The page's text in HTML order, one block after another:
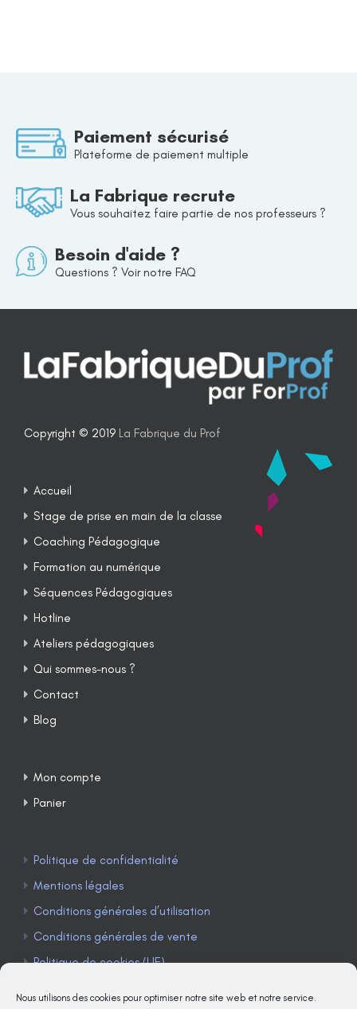
Nous utilisons des cookies pour optimiser notre site web et notre service.
Paiement sécurisé
Plateforme de paiement multiple
La Fabrique recrute
Vous souhaitez faire partie de nos professeurs ?
Besoin d'aide ?
Questions ? Voir notre FAQ
Copyright © 2019 La Fabrique du Prof
Accueil
Stage de prise en main de la classe
Coaching Pédagogique
Formation au numérique
Séquences Pédagogiques
Hotline
Ateliers pédagogiques
Qui sommes-nous ?
Contact
Blog
Mon compte
Panier
Politique de confidentialité
Mentions légales
Conditions générales d’utilisation
Conditions générales de vente
Politique de cookies (UE)